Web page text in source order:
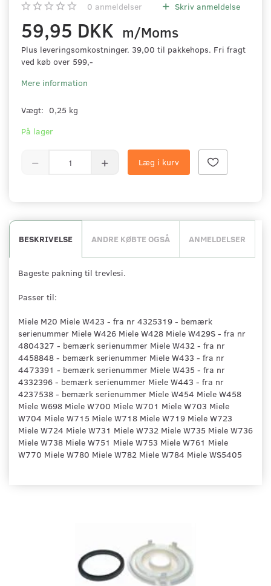
0 anmeldelser Skriv anmeldelse
59,95 DKK m/Moms
Plus leveringsomkostninger. 39,00 til pakkehops. Fri fragt
ved køb over 599,-
Mere information
Vægt: 0,25 kg
På lager
Læg i kurv
BESKRIVELSE ANDRE KØBTE OGSÅ ANMELDELSER
Bageste pakning til trevlesi.
Passer til:
Miele M20 Miele W423 - fra nr 4325319 - bemærk
serienummer Miele W426 Miele W428 Miele W429S - fra nr
4804327 - bemærk serienummer Miele W432 - fra nr
4458848 - bemærk serienummer Miele W433 - fra nr
4473391 - bemærk serienummer Miele W435 - fra nr
4332396 - bemærk serienummer Miele W443 - fra nr
4237538 - bemærk serienummer Miele W454 Miele W458
Miele W698 Miele W700 Miele W701 Miele W703 Miele
W704 Miele W715 Miele W718 Miele W719 Miele W723
Miele W724 Miele W731 Miele W732 Miele W735 Miele W736
Miele W738 Miele W751 Miele W753 Miele W761 Miele
W770 Miele W780 Miele W782 Miele W784 Miele WS5405